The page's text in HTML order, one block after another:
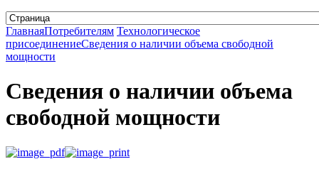
ГлавнаяПотребителям Технологическое
присоединениеСведения о наличии объема свободной
мощности
Сведения о наличии объема
свободной мощности